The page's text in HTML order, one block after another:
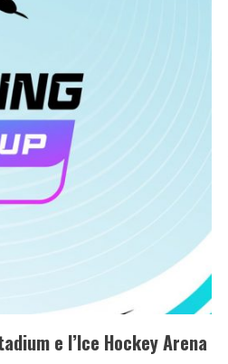
e l’Ice Hockey Arena